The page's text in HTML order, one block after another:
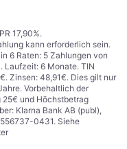
17,90%.
kann erforderlich sein.
6 Raten: 5 Zahlungen von
Laufzeit: 6 Monate. TIN
Zinsen: 48,91€. Dies gilt nur
Vorbehaltlich der
und Höchstbetrag
Klarna Bank AB (publ),
0431. Siehe